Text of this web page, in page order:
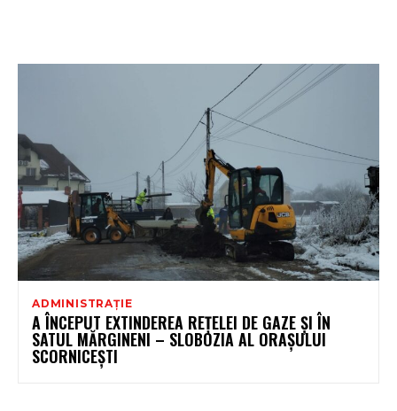
ADMINISTRAȚIE
A ÎNCEPUT EXTINDEREA REȚELEI DE GAZE ȘI ÎN
SATUL MĂRGINENI – SLOBOZIA AL ORAȘULUI
SCORNICEȘTI